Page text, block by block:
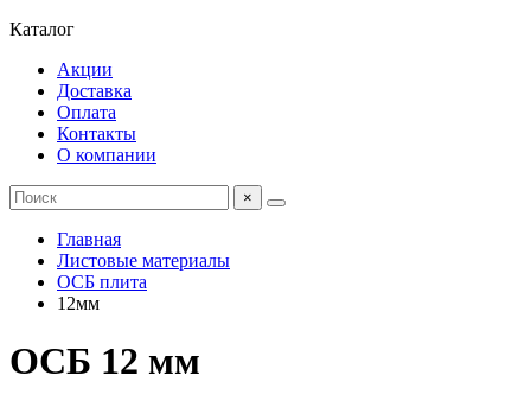
Каталог
Акции
Доставка
Оплата
Контакты
О компании
×
Главная
Листовые материалы
ОСБ плита
12мм
ОСБ 12 мм